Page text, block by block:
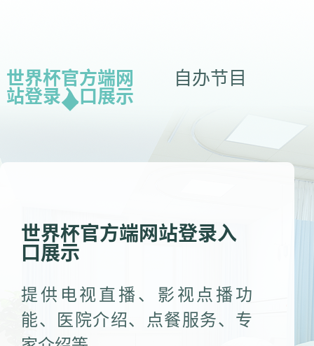
世界杯官方端网
站登录入口展示
自办节目
世界杯官方端网站登录入
口展示
提供电视直播、影视点播功
能、医院介绍、点餐服务、专